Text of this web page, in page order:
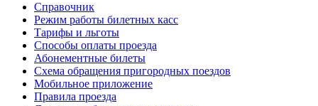
Справочник
Режим работы билетных касс
Тарифы и льготы
Способы оплаты проезда
Абонементные билеты
Схема обращения пригородных поездов
Мобильное приложение
Правила проезда